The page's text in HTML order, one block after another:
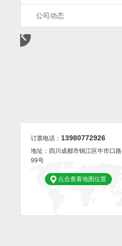
公司动态
订票电话： 13980772926
地址：四川成都市锦江区牛市口路
99号
点击查看地图位置